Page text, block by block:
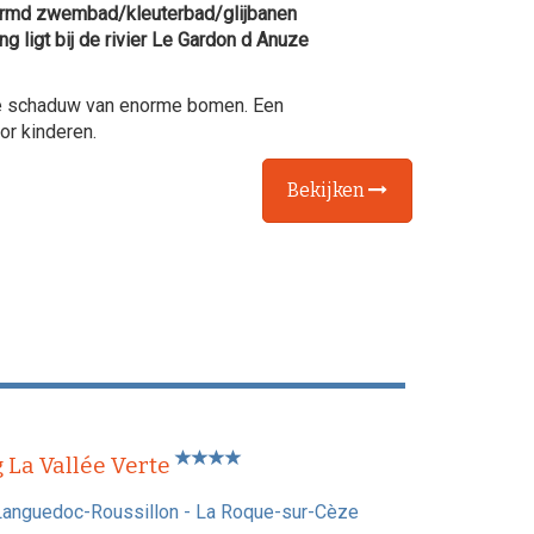
zwembad/kleuterbad/glijbanen
ligt bij de rivier Le Gardon d Anuze
van enorme bomen. Een
kinderen.
Bekijken
La Vallée Verte
Roussillon - La Roque-sur-Cèze